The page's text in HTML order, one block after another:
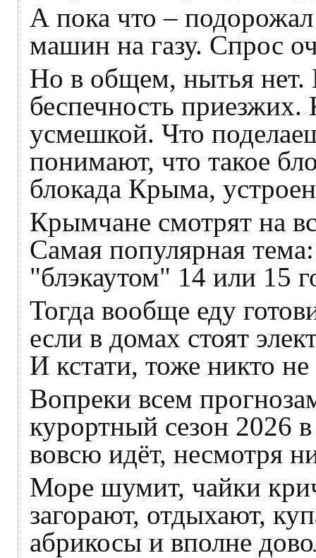
А пока что –
машин на газу. Спрос
Но в общем, нытья нет.
беспечность
усмешкой. Что
понимают, что такое
блокада Крыма,
Крымчане смотрят на
Самая популярная
"блэкаутом" 14 или 15
Тогда вообще еду
если в домах стоят
И кстати, тоже никто
Вопреки всем
курортный сезон 2026
вовсю идёт, несмотря
Море шумит, чайки
загорают, отдыхают,
абрикосы и вполне